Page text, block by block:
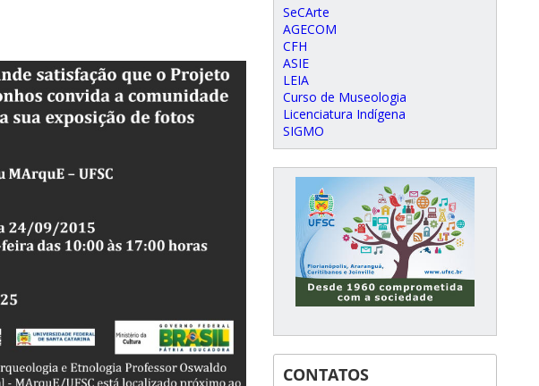
SeCArte
AGECOM
CFH
ASIE
LEIA
Curso de Museologia
Licenciatura Indígena
SIGMO
CONTATOS